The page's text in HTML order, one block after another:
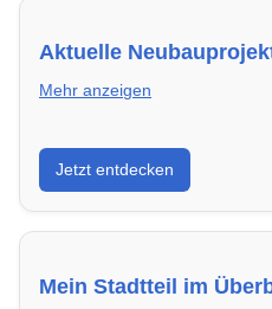
Aktuelle
Mehr anzeigen
Entdecke Neubauprojekte
energieeffizient und sofort
Jetzt entdecken
Mein Stadtteil im